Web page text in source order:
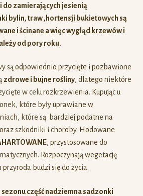
do zamierających jesienią
bylin, traw ,hortensji bukietowych są
i ścinane a więcwygląd krzewów i
od pory roku.
są odpowiednio przycięte i pozbawione
zdrowe i bujne rośliny, dlatego niektóre
w celu rozkrzewienia. Kupując u
które były uprawiane w
które są bardziej podatne na
szkodniki i choroby. Hodowane
, przystosowane do
Rozpoczynają wegetację
budzi się do życia.
część nadziemna sadzonki